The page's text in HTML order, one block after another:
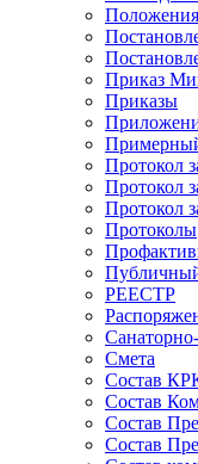
Положения
Приказ
Приказы
Протокол
Протокол
Протокол
Протоколы
РЕЕСТР
Смета
Состав
Состав
Состав
Состав